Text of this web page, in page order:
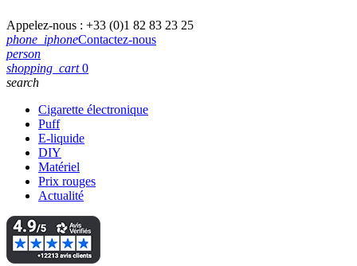
Appelez-nous : +33 (0)1 82 83 23 25
phone_iphoneContactez-nous
person
shopping_cart 0
search
Cigarette électronique
Puff
E-liquide
DIY
Matériel
Prix rouges
Actualité